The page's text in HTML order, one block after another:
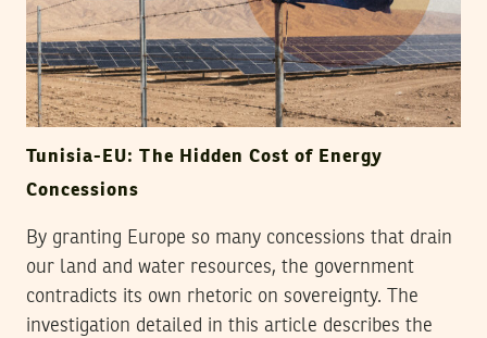
Tunisia-EU: The Hidden Cost of Energy
Concessions
By granting Europe so many concessions that drain
our land and water resources, the government
contradicts its own rhetoric on sovereignty. The
investigation detailed in this article describes the